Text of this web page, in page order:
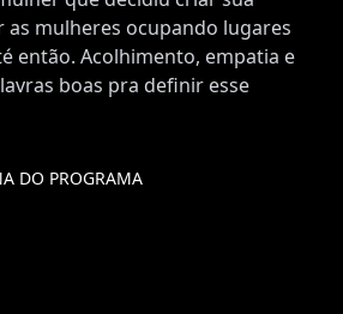
as mulheres ocupando lugares
então. Acolhimento, empatia e
boas pra definir esse
DO PROGRAMA